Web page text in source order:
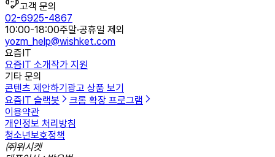
고객 문의
02-6925-4867
10:00-18:00주말·공휴일 제외
yozm_help@wishket.com
요즘IT
요즘IT 소개작가 지원
기타 문의
콘텐츠 제안하기 광고 상품 보기
요즘IT 슬랙봇
크롬 확장 프로그램
이용약관
개인정보 처리방침
청소년보호정책
㈜위시켓